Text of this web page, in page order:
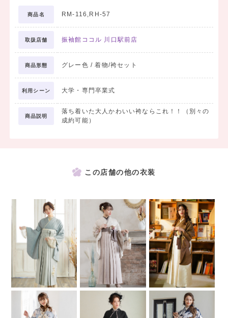
商品名 RM-116,RH-57
取扱店舗 振袖館ココル 川口駅前店
商品形態 グレー色 / 着物/袴セット
利用シーン 大学・専門卒業式
商品説明
落ち着いた大人かわいい袴ならこれ！！（別々の
成約可能）
この店舗の他の衣装